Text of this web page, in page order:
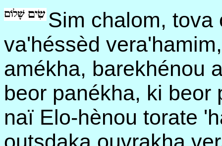
Sim chalom, tova
va'héssèd
amékha, barekhénou
beor panékha, ki beor
naï Elo-hènou torate